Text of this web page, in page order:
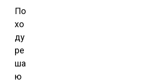
По
хо
ду
ре
ша
ю